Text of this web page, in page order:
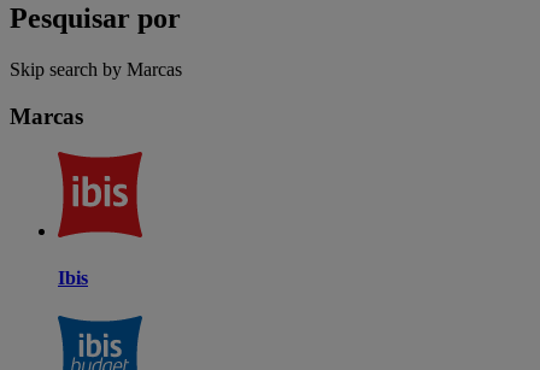
Pesquisar por
Skip search by Marcas
Marcas
Ibis